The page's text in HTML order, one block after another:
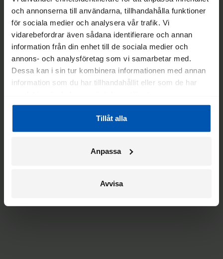
och annonserna till användarna, tillhandahålla funktioner
för sociala medier och analysera vår trafik. Vi
vidarebefordrar även sådana identifierare och annan
information från din enhet till de sociala medier och
annons- och analysföretag som vi samarbetar med.
Dessa kan i sin tur kombinera informationen med annan
information som du har tillhandahållit eller som de har
Tillåt alla
Anpassa
Avvisa